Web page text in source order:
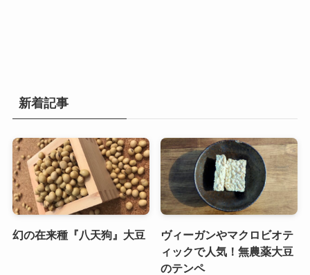
新着記事
幻の在来種『八天狗』大豆
ヴィーガンやマクロビオテ
ィックで人気！無農薬大豆
のテンペ